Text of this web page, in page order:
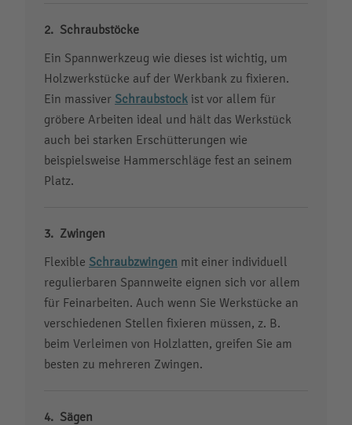
Schraubstöcke
Ein Spannwerkzeug wie dieses ist wichtig, um
Holzwerkstücke auf der Werkbank zu fixieren.
Ein massiver Schraubstock ist vor allem für
gröbere Arbeiten ideal und hält das Werkstück
auch bei starken Erschütterungen wie
beispielsweise Hammerschläge fest an seinem
Platz.
Zwingen
Flexible Schraubzwingen mit einer individuell
regulierbaren Spannweite eignen sich vor allem
für Feinarbeiten. Auch wenn Sie Werkstücke an
verschiedenen Stellen fixieren müssen, z. B.
beim Verleimen von Holzlatten, greifen Sie am
besten zu mehreren Zwingen.
Sägen